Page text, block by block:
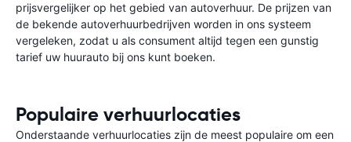
prijsvergelijker op het gebied van autoverhuur. De prijzen van
de bekende autoverhuurbedrijven worden in ons systeem
vergeleken, zodat u als consument altijd tegen een gunstig
tarief uw huurauto bij ons kunt boeken.
Populaire verhuurlocaties
Onderstaande verhuurlocaties zijn de meest populaire om een